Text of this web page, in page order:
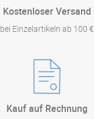
Kostenloser Versand
bei Einzelartikeln ab 100 €
Kauf auf Rechnung